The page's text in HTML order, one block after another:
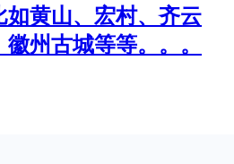
如黄山、宏村、齐云
州古城等等。。。